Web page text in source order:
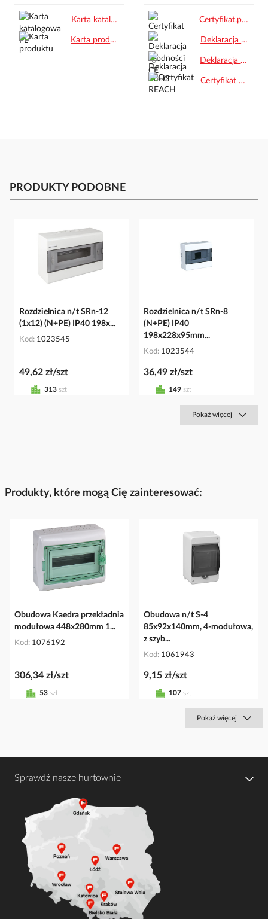
Karta katalogowa PL.pdf
Karta produktu.pdf
Certyfikat.pdf
Deklaracja zgodności CE.pdf
Deklaracja RoHS.pdf
Certyfikat REACH.pdf
PRODUKTY PODOBNE
Rozdzielnica n/t SRn-12
(1x12) (N+PE) IP40 198x...
Kod 1023545
49,62 zł/szt
313 szt
Rozdzielnica n/t SRn-8
(N+PE) IP40
198x228x95mm...
Kod 1023544
36,49 zł/szt
149 szt
Pokaż więcej
Produkty, które mogą Cię zainteresować:
Obudowa Kaedra przekładnia
modułowa 448x280mm 1...
Kod 1076192
306,34 zł/szt
53 szt
Obudowa n/t S-4
85x92x140mm, 4-modułowa,
z szyb...
Kod 1061943
9,15 zł/szt
107 szt
Pokaż więcej
Sprawdź nasze hurtownie